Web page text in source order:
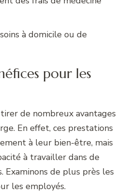
à domicile ou de
pour les
de nombreux avantages
En effet, ces prestations
à leur bien-être, mais
à travailler dans de
Examinons de plus près les
les employés.